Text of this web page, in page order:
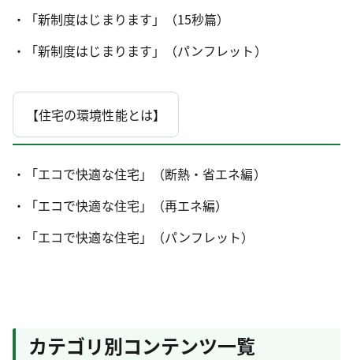
・「新制度はじまります」（15秒篇）
・「新制度はじまります」（パンフレット）
【住宅の環境性能とは】
・「エコで快適な住宅」（断熱・省エネ編）
・「エコで快適な住宅」（再エネ編）
・「エコで快適な住宅」（パンフレット）
カテゴリ別コンテンツ一覧